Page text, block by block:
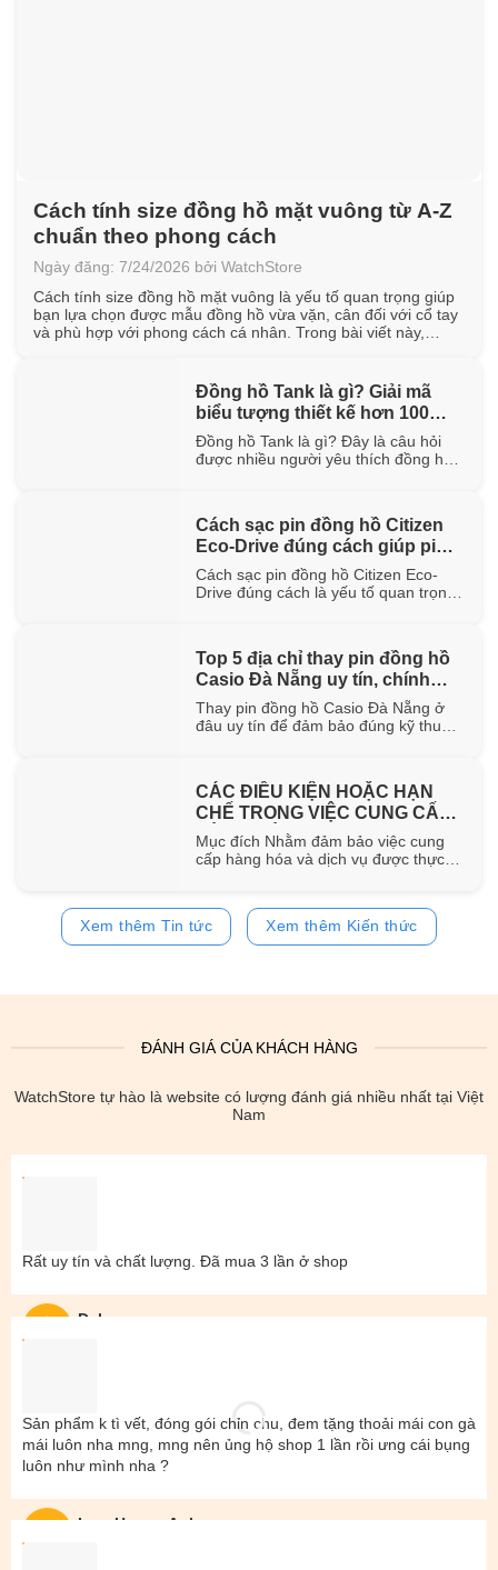
Cách tính size đồng hồ mặt vuông từ A-Z
chuẩn theo phong cách
Ngày đăng: 7/24/2026 bởi WatchStore
Cách tính size đồng hồ mặt vuông là yếu tố quan trọng giúp
bạn lựa chọn được mẫu đồng hồ vừa vặn, cân đối với cổ tay
và phù hợp với phong cách cá nhân. Trong bài viết này,
Đồng hồ Tank là gì? Giải mã
biểu tượng thiết kế hơn 100
năm tuổi
Đồng hồ Tank là gì? Đây là câu hỏi
được nhiều người yêu thích đồng hồ
hơn 100 năm trong ngành chế tác.
Trong bài viết này, WatchStore sẽ
giúp bạn khám phá nguồn gốc ra đời,
đặc điểm [...]
Cách sạc pin đồng hồ Citizen
Eco-Drive đúng cách giúp pin
bền lâu
Cách sạc pin đồng hồ Citizen Eco-
Drive đúng cách là yếu tố quan trọng
bên trong đồng hồ. Trong bài viết này,
WatchStore sẽ hướng dẫn chi tiết các
phương pháp sạc bằng ánh sáng mặt
trời, ánh [...]
Top 5 địa chỉ thay pin đồng hồ
Casio Đà Nẵng uy tín, chính
hãng
Thay pin đồng hồ Casio Đà Nẵng ở
đâu uy tín để đảm bảo đúng kỹ thuật
thay pin Casio đáng tin cậy tại Đà
Nẵng, đồng thời chia sẻ quy trình
thay pin và bảng giá tham [...]
CÁC ĐIỀU KIỆN HOẶC HẠN
CHẾ TRONG VIỆC CUNG CẤP
HÀNG HÓA, DỊCH VỤ
Mục đích Nhằm đảm bảo việc cung
cấp hàng hóa và dịch vụ được thực
khách hàng, website
https://www.watchstore.vn công bố
các điều kiện và giới hạn áp dụng đối
Xem thêm Tin tức Xem thêm Kiến thức
ĐÁNH GIÁ CỦA KHÁCH HÀNG
WatchStore tự hào là website có lượng đánh giá nhiều nhất tại Việt
Nam
Đal
Rất uy tín và chất lượng. Đã mua 3 lần ở shop
Lam Hoang Anh
Sản phẩm k tì vết, đóng gói chỉn chu, đem tặng thoải mái con gà
mái luôn nha mng, mng nên ủng hộ shop 1 lần rồi ưng cái bụng
luôn như mình nha ?